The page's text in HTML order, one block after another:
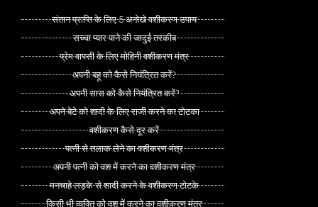
संतान प्राप्ति के लिए 5 अनोखे वशीकरण उपाय
सच्चा प्यार पाने की जादुई तरकीब
प्रेम वापसी के लिए मोहिनी वशीकरण मंत्र
अपनी बहू को कैसे नियंत्रित करें?
अपनी सास को कैसे नियंत्रित करें?
अपने बेटे को शादी के लिए राजी करने का टोटका
वशीकरण कैसे दूर करें
पत्नी से तलाक लेने का वशीकरण मंत्र
अपनी पत्नी को वश में करने का वशीकरण मंत्र
मनचाहे लड़के से शादी करने के वशीकरण टोटके
किसी भी व्यक्ति को वश में करने का वशीकरण मंत्र